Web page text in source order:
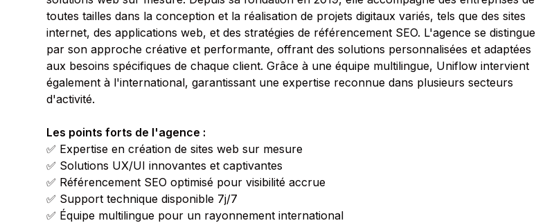
toutes tailles dans la conception et la réalisation de projets digitaux variés, tels que des sites
internet, des applications web, et des stratégies de référencement SEO. L'agence se distingue
par son approche créative et performante, offrant des solutions personnalisées et adaptées
aux besoins spécifiques de chaque client. Grâce à une équipe multilingue, Uniflow intervient
également à l'international, garantissant une expertise reconnue dans plusieurs secteurs
d'activité.
Les points forts de l'agence :
✅ Expertise en création de sites web sur mesure
✅ Solutions UX/UI innovantes et captivantes
✅ Référencement SEO optimisé pour visibilité accrue
✅ Support technique disponible 7j/7
✅ Équipe multilingue pour un rayonnement international